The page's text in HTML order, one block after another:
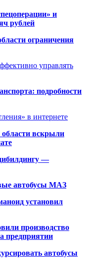
и
рублей
ограничения
управлять
подробности
в интернете
вскрыли
—
автобусы МАЗ
установил
производство
предприятии
автобусы